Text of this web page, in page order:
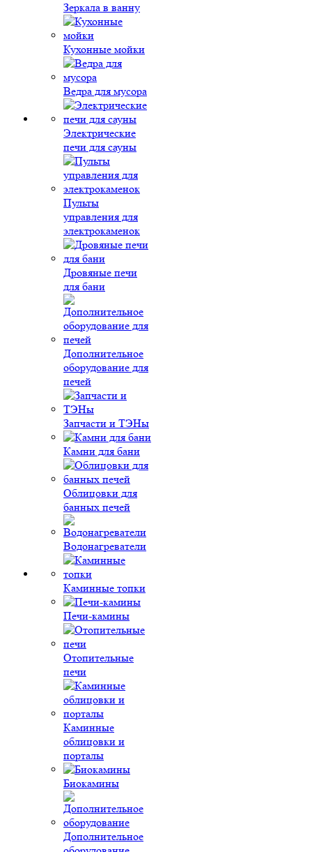
Зеркала в ванну
Кухонные мойки
Ведра для мусора
Электрические
печи для сауны
Пульты
управления для
электрокаменок
Дровяные печи
для бани
Дополнительное
оборудование для
печей
Запчасти и ТЭНы
Камни для бани
Облицовки для
банных печей
Водонагреватели
Каминные топки
Печи-камины
Отопительные
печи
Каминные
облицовки и
порталы
Биокамины
Дополнительное